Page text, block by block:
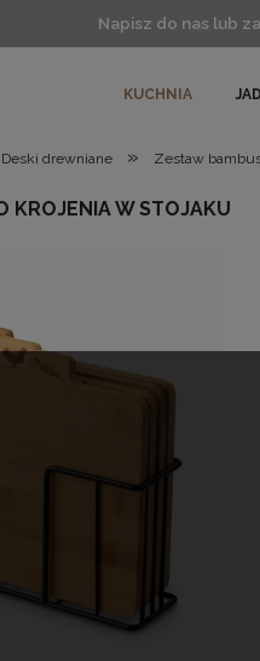
Napisz do nas lub
KUCHNIA
Deski drewniane » Zestaw
KROJENIA W STOJAKU
kosztów